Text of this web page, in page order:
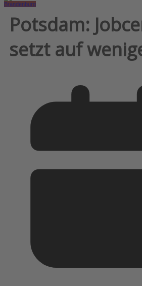
Brandenburg
Potsdam:
setzt auf